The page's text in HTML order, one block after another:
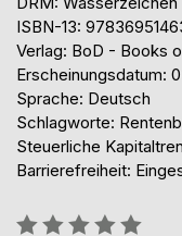
ISBN-13:
Verlag: BoD - Books
Erscheinungsdatum:
Sprache: Deutsch
Schlagworte:
Steuerliche
Barrierefreiheit:
Bewertung::